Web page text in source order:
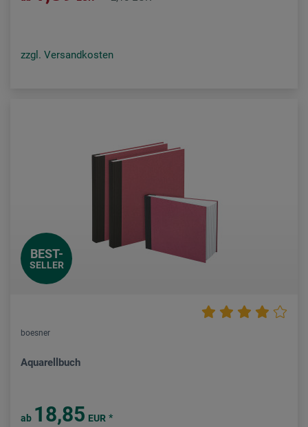
zzgl. Versandkosten
BEST-
SELLER
boesner
Aquarellbuch
ab 18,85 EUR *